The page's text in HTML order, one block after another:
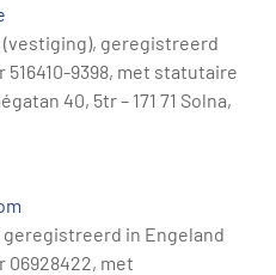
geregistreerd
9398, met statutaire
40, 5tr – 171 71 Solna,
in Engeland
06928422, met